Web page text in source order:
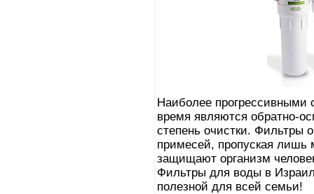
Наиболее прогрессивными
время являются обратно-
степень очистки. Фильтры
примесей, пропуская
защищают организм
Фильтры для воды в
полезной для всей семьи!